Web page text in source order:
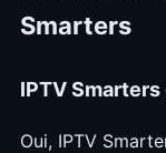
Smarters
IPTV
Oui, IPTV